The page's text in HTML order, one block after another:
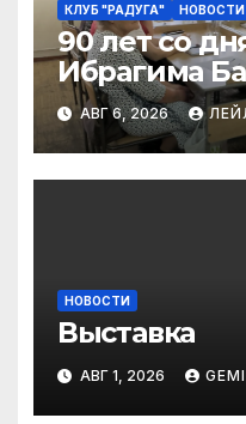
КЛУБ "РАДУГА" НОВОСТИ
90 лет со
Ибрагима
АВГ 6, 2026
НОВОСТИ
Выставка
АВГ 1, 2026 GEMI